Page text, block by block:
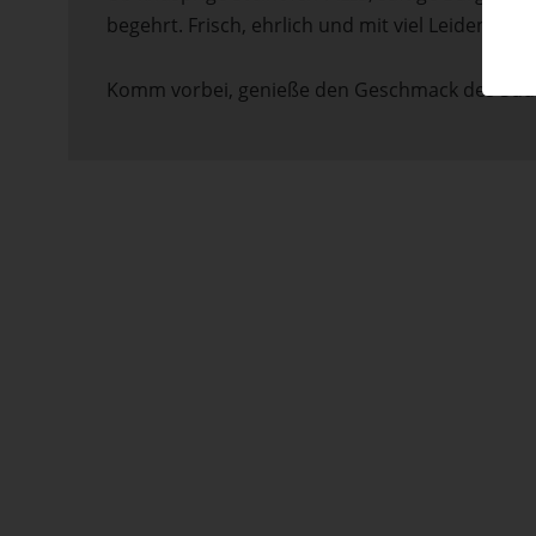
begehrt. Frisch, ehrlich und mit viel
Komm vorbei, genieße den Geschmack des